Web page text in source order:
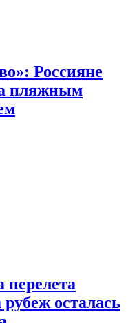
Россияне
пляжным
осталась